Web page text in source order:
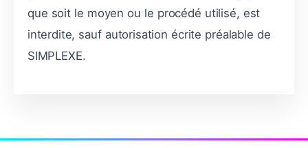
que soit le moyen ou le procédé utilisé, est
interdite, sauf autorisation écrite préalable de
SIMPLEXE.